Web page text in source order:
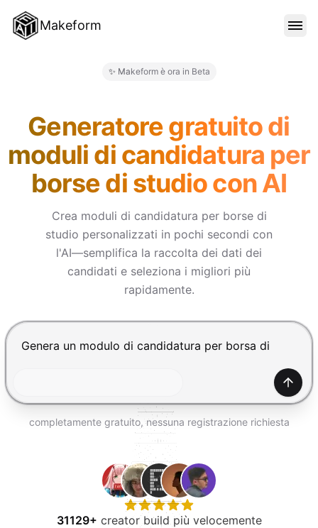
Makeform
BLOG
PREZZI
ACCEDI
PROVA GRATIS
✨ Makeform è ora in Beta
Generatore gratuito di
moduli di candidatura per
borse di studio con AI
Crea moduli di candidatura per borse di
studio personalizzati in pochi secondi con
l'AI—semplifica la raccolta dei dati dei
candidati e seleziona i migliori più
rapidamente.
Premi Invio per inviare, Shift+Invio per nuova riga
completamente gratuito, nessuna registrazione richiesta
31129+ creator build più velocemente